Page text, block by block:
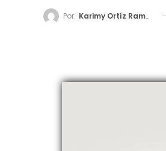
Por: Karimy Ortíz Ramos